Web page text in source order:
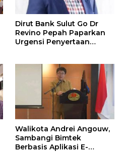
Dirut Bank Sulut Go Dr
Revino Pepah Paparkan
Urgensi Penyertaan
Walikota Andrei Angouw,
Sambangi Bimtek
Berbasis Aplikasi E-